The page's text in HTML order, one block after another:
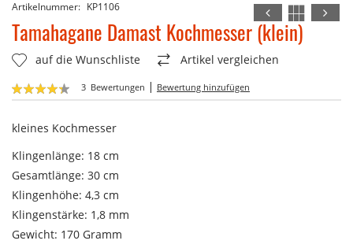
Artikelnummer KP1106
Tamahagane Damast Kochmesser (klein)
auf die Wunschliste
Artikel vergleichen
Bewertung:
87
% of100
3 Bewertungen Bewertung hinzufügen
kleines Kochmesser
Klingenlänge: 18 cm
Gesamtlänge: 30 cm
Klingenhöhe: 4,3 cm
Klingenstärke: 1,8 mm
Gewicht: 170 Gramm
Zum
Anfang
der
Bildergalerie
springen